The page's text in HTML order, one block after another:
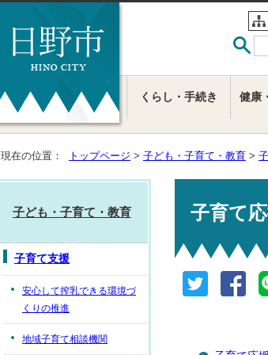
くらし・手続き
健康
現在の位置： トップページ > 子ども・子育て・教育 >
子育て
子ども・子育て・教育
子育て支援
安心して搾乳できる環境づ
くりの推進
地域子育て相談機関